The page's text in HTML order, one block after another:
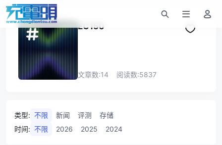
EC150
文章数:14 阅读数:5837
类型: 不限 新闻 评测
存储
时间: 不限 2026 2025 2024